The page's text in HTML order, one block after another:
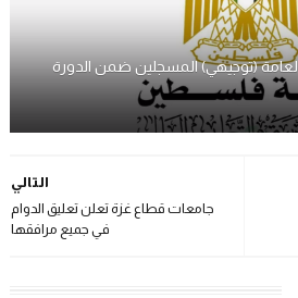
العامة (توجيهي) المسجلين ضمن الدورة
التالي
جامعات قطاع غزة تعلن تعليق الدوام
في جميع مرافقها